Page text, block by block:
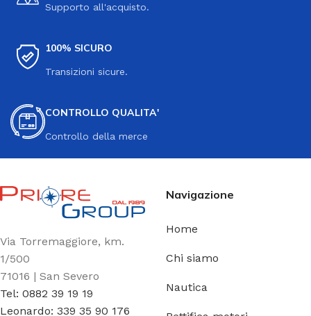
Supporto all'acquisto.
100% SICURO
Transizioni sicure.
CONTROLLO QUALITA'
Controllo della merce
Via Torremaggiore, km.
1/500
71016 | San Severo
Tel: 0882 39 19 19
Leonardo: 339 35 90 176
Navigazione
Home
Chi siamo
Nautica